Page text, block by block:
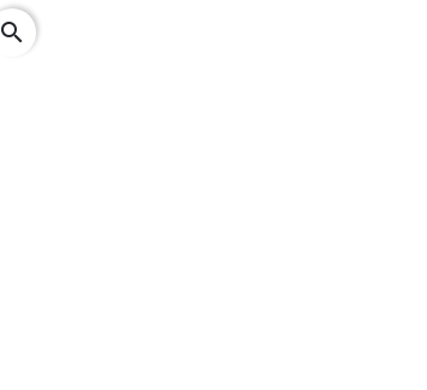
search